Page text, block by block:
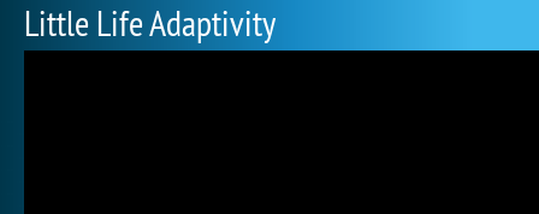
Little Life Adaptivity